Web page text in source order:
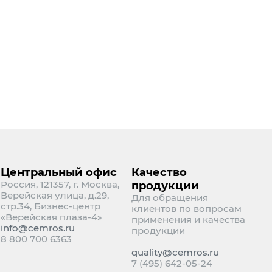
Центральный офис
Россия, 121357, г. Москва,
Верейская улица, д.29,
стр.34, Бизнес-центр
«Верейская плаза-4»
info@cemros.ru
8 800 700 6363
Качество
продукции
Для обращения
клиентов по вопросам
применения и качества
продукции
quality@cemros.ru
7 (495) 642-05-24